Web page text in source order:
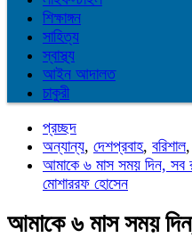
শিক্ষাঙ্গন
সাহিত্য
স্বাস্থ্য
আইন আদালত
চাকুরী
প্রচ্ছদ
অন্যান্য, দেশপ্রবাহ, বরিশাল,
আমাকে ৬ মাস সময় দিন, সব
মোশাররফ হোসেন
আমাকে ৬ মাস সময়